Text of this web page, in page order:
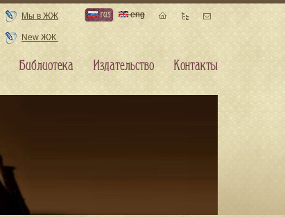
Мы в ЖЖ
New ЖЖ
rus eng
Библиотека Издательство Контакты